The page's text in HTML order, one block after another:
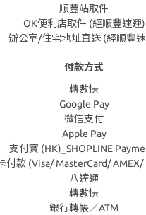
順豐站取件
OK便利店取件 (經順豐速運)
辦公室/住宅地址直送 (經順豐
付款方式
轉數快
Google Pay
微信支付
Apple Pay
支付寶 (HK)_SHOPLINE
付款 (Visa/ MasterCard/ AMEX/
八達通
轉數快
銀行轉帳／ATM